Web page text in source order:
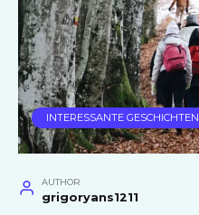
INTERESSANTE GESCHICHTEN
AUTHOR
grigoryans1211